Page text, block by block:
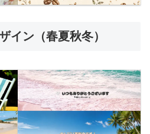
イン（春夏秋冬）